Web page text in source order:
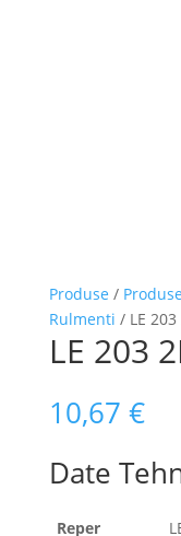
Produse /
Rulmenti / LE 203
LE 203
10,67 €
Date
Reper